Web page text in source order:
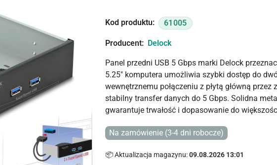
Kod produktu: 61005
Producent: Delock
Panel przedni USB 5 Gbps marki Delock
5.25" komputera umożliwia szybki dostęp do
wewnętrznemu połączeniu z płytą główną przez
stabilny transfer danych do 5 Gbps. Solidna
gwarantuje trwałość i dopasowanie do
Na zamówienie (3-4 dni robocze)
📦 Aktualizacja magazynu:09.08.2026 13:01